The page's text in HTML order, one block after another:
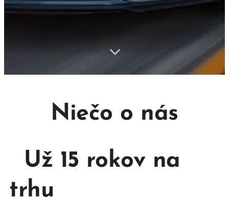
Niečo o nás
Už 15 rokov na
trhu